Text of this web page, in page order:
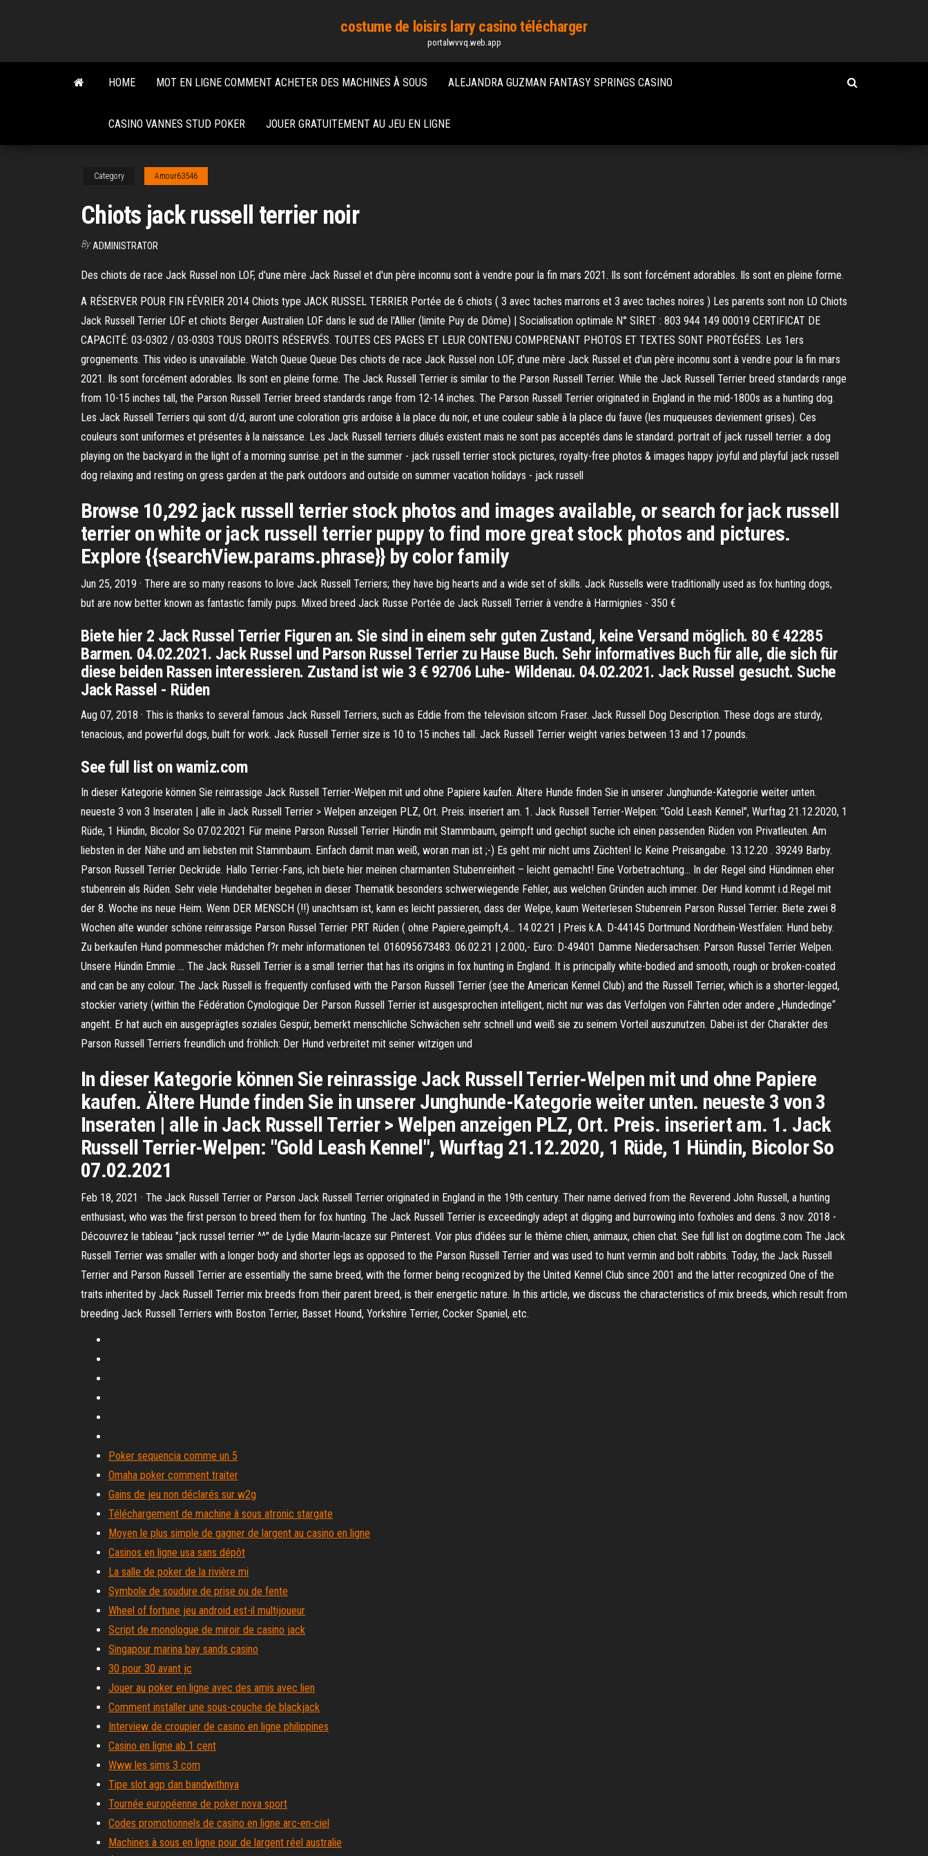
content
costume de loisirs larry casino télécharger
portalwvvq.web.app
HOME MOT EN LIGNE COMMENT ACHETER DES MACHINES À SOUS ALEJANDRA GUZMAN FANTASY SPRINGS CASINO
CASINO VANNES STUD POKER JOUER GRATUITEMENT AU JEU EN LIGNE
Category Amour63546
Chiots jack russell terrier noir
By ADMINISTRATOR
Des chiots de race Jack Russel non LOF, d'une mère Jack Russel et d'un père inconnu sont à vendre pour la fin mars 2021. Ils sont forcément adorables. Ils sont en pleine forme.
A RÉSERVER POUR FIN FÉVRIER 2014 Chiots type JACK RUSSEL TERRIER Portée de 6 chiots ( 3 avec taches marrons et 3 avec taches noires ) Les parents sont non LO Chiots
Jack Russell Terrier LOF et chiots Berger Australien LOF dans le sud de l'Allier (limite Puy de Dôme) | Socialisation optimale N° SIRET : 803 944 149 00019 CERTIFICAT DE
CAPACITÉ: 03-0302 / 03-0303 TOUS DROITS RÉSERVÉS. TOUTES CES PAGES ET LEUR CONTENU COMPRENANT PHOTOS ET TEXTES SONT PROTÉGÉES. Les 1ers
grognements. This video is unavailable. Watch Queue Queue Des chiots de race Jack Russel non LOF, d'une mère Jack Russel et d'un père inconnu sont à vendre pour la fin mars
2021. Ils sont forcément adorables. Ils sont en pleine forme. The Jack Russell Terrier is similar to the Parson Russell Terrier. While the Jack Russell Terrier breed standards range
from 10-15 inches tall, the Parson Russell Terrier breed standards range from 12-14 inches. The Parson Russell Terrier originated in England in the mid-1800s as a hunting dog.
Les Jack Russell Terriers qui sont d/d, auront une coloration gris ardoise à la place du noir, et une couleur sable à la place du fauve (les muqueuses deviennent grises). Ces
couleurs sont uniformes et présentes à la naissance. Les Jack Russell terriers dilués existent mais ne sont pas acceptés dans le standard. portrait of jack russell terrier. a dog
playing on the backyard in the light of a morning sunrise. pet in the summer - jack russell terrier stock pictures, royalty-free photos & images happy joyful and playful jack russell
dog relaxing and resting on gress garden at the park outdoors and outside on summer vacation holidays - jack russell
Browse 10,292 jack russell terrier stock photos and images available, or search for jack russell
terrier on white or jack russell terrier puppy to find more great stock photos and pictures.
Explore {{searchView.params.phrase}} by color family
Jun 25, 2019 · There are so many reasons to love Jack Russell Terriers; they have big hearts and a wide set of skills. Jack Russells were traditionally used as fox hunting dogs,
but are now better known as fantastic family pups. Mixed breed Jack Russe Portée de Jack Russell Terrier à vendre à Harmignies - 350 €
Biete hier 2 Jack Russel Terrier Figuren an. Sie sind in einem sehr guten Zustand, keine Versand möglich. 80 € 42285
Barmen. 04.02.2021. Jack Russel und Parson Russel Terrier zu Hause Buch. Sehr informatives Buch für alle, die sich für
diese beiden Rassen interessieren. Zustand ist wie 3 € 92706 Luhe- Wildenau. 04.02.2021. Jack Russel gesucht. Suche
Jack Rassel - Rüden
Aug 07, 2018 · This is thanks to several famous Jack Russell Terriers, such as Eddie from the television sitcom Fraser. Jack Russell Dog Description. These dogs are sturdy,
tenacious, and powerful dogs, built for work. Jack Russell Terrier size is 10 to 15 inches tall. Jack Russell Terrier weight varies between 13 and 17 pounds.
See full list on wamiz.com
In dieser Kategorie können Sie reinrassige Jack Russell Terrier-Welpen mit und ohne Papiere kaufen. Ältere Hunde finden Sie in unserer Junghunde-Kategorie weiter unten.
neueste 3 von 3 Inseraten | alle in Jack Russell Terrier > Welpen anzeigen PLZ, Ort. Preis. inseriert am. 1. Jack Russell Terrier-Welpen: "Gold Leash Kennel", Wurftag 21.12.2020, 1
Rüde, 1 Hündin, Bicolor So 07.02.2021 Für meine Parson Russell Terrier Hündin mit Stammbaum, geimpft und gechipt suche ich einen passenden Rüden von Privatleuten. Am
liebsten in der Nähe und am liebsten mit Stammbaum. Einfach damit man weiß, woran man ist ;-) Es geht mir nicht ums Züchten! Ic Keine Preisangabe. 13.12.20 . 39249 Barby.
Parson Russell Terrier Deckrüde. Hallo Terrier-Fans, ich biete hier meinen charmanten Stubenreinheit – leicht gemacht! Eine Vorbetrachtung… In der Regel sind Hündinnen eher
stubenrein als Rüden. Sehr viele Hundehalter begehen in dieser Thematik besonders schwerwiegende Fehler, aus welchen Gründen auch immer. Der Hund kommt i.d.Regel mit
der 8. Woche ins neue Heim. Wenn DER MENSCH (!!) unachtsam ist, kann es leicht passieren, dass der Welpe, kaum Weiterlesen Stubenrein Parson Russel Terrier. Biete zwei 8
Wochen alte wunder schöne reinrassige Parson Russel Terrier PRT Rüden ( ohne Papiere,geimpft,4… 14.02.21 | Preis k.A. D-44145 Dortmund Nordrhein-Westfalen: Hund beby.
Zu berkaufen Hund pommescher mâdchen f?r mehr informationen tel. 016095673483. 06.02.21 | 2.000,- Euro: D-49401 Damme Niedersachsen: Parson Russel Terrier Welpen.
Unsere Hündin Emmie … The Jack Russell Terrier is a small terrier that has its origins in fox hunting in England. It is principally white-bodied and smooth, rough or broken-coated
and can be any colour. The Jack Russell is frequently confused with the Parson Russell Terrier (see the American Kennel Club) and the Russell Terrier, which is a shorter-legged,
stockier variety (within the Fédération Cynologique Der Parson Russell Terrier ist ausgesprochen intelligent, nicht nur was das Verfolgen von Fährten oder andere „Hundedinge“
angeht. Er hat auch ein ausgeprägtes soziales Gespür, bemerkt menschliche Schwächen sehr schnell und weiß sie zu seinem Vorteil auszunutzen. Dabei ist der Charakter des
Parson Russell Terriers freundlich und fröhlich: Der Hund verbreitet mit seiner witzigen und
In dieser Kategorie können Sie reinrassige Jack Russell Terrier-Welpen mit und ohne Papiere
kaufen. Ältere Hunde finden Sie in unserer Junghunde-Kategorie weiter unten. neueste 3 von 3
Inseraten | alle in Jack Russell Terrier > Welpen anzeigen PLZ, Ort. Preis. inseriert am. 1. Jack
Russell Terrier-Welpen: "Gold Leash Kennel", Wurftag 21.12.2020, 1 Rüde, 1 Hündin, Bicolor So
07.02.2021
Feb 18, 2021 · The Jack Russell Terrier or Parson Jack Russell Terrier originated in England in the 19th century. Their name derived from the Reverend John Russell, a hunting
enthusiast, who was the first person to breed them for fox hunting. The Jack Russell Terrier is exceedingly adept at digging and burrowing into foxholes and dens. 3 nov. 2018 -
Découvrez le tableau "jack russel terrier ^^" de Lydie Maurin-lacaze sur Pinterest. Voir plus d'idées sur le thème chien, animaux, chien chat. See full list on dogtime.com The Jack
Russell Terrier was smaller with a longer body and shorter legs as opposed to the Parson Russell Terrier and was used to hunt vermin and bolt rabbits. Today, the Jack Russell
Terrier and Parson Russell Terrier are essentially the same breed, with the former being recognized by the United Kennel Club since 2001 and the latter recognized One of the
traits inherited by Jack Russell Terrier mix breeds from their parent breed, is their energetic nature. In this article, we discuss the characteristics of mix breeds, which result from
breeding Jack Russell Terriers with Boston Terrier, Basset Hound, Yorkshire Terrier, Cocker Spaniel, etc.
Poker sequencia comme un 5
Omaha poker comment traiter
Gains de jeu non déclarés sur w2g
Téléchargement de machine à sous atronic stargate
Moyen le plus simple de gagner de largent au casino en ligne
Casinos en ligne usa sans dépôt
La salle de poker de la rivière mi
Symbole de soudure de prise ou de fente
Wheel of fortune jeu android est-il multijoueur
Script de monologue de miroir de casino jack
Singapour marina bay sands casino
30 pour 30 avant jc
Jouer au poker en ligne avec des amis avec lien
Comment installer une sous-couche de blackjack
Interview de croupier de casino en ligne philippines
Casino en ligne ab 1 cent
Www les sims 3 com
Tipe slot agp dan bandwithnya
Tournée européenne de poker nova sport
Codes promotionnels de casino en ligne arc-en-ciel
Machines à sous en ligne pour de largent réel australie